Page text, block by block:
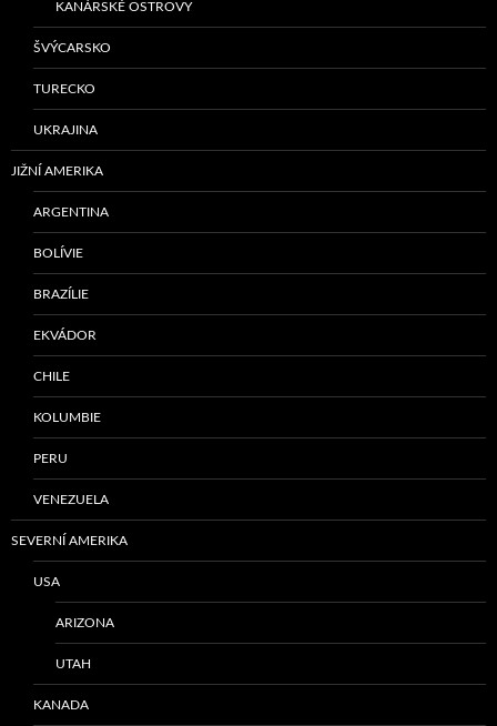
KANÁRSKÉ OSTROVY
ŠVÝCARSKO
TURECKO
UKRAJINA
JIŽNÍ AMERIKA
ARGENTINA
BOLÍVIE
BRAZÍLIE
EKVÁDOR
CHILE
KOLUMBIE
PERU
VENEZUELA
SEVERNÍ AMERIKA
USA
ARIZONA
UTAH
KANADA